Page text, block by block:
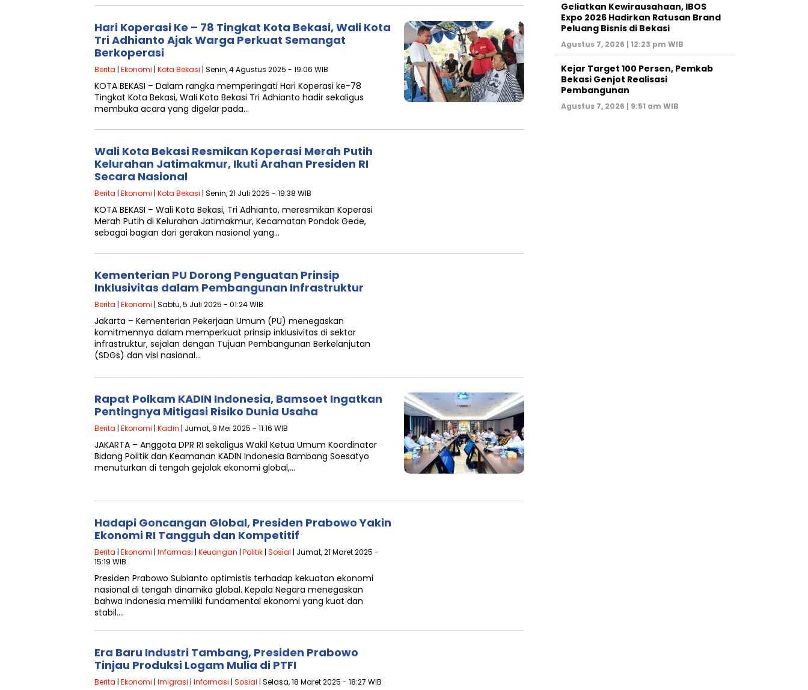
Hari Koperasi Ke – 78 Tingkat Kota Bekasi, Wali Kota
Tri Adhianto Ajak Warga Perkuat Semangat
Berkoperasi
Berita | Ekonomi | Kota Bekasi | Senin, 4 Agustus 2025 - 19:06 WIB
KOTA BEKASI – Dalam rangka memperingati Hari Koperasi ke-78
Tingkat Kota Bekasi, Wali Kota Bekasi Tri Adhianto hadir sekaligus
membuka acara yang digelar pada…
Wali Kota Bekasi Resmikan Koperasi Merah Putih
Kelurahan Jatimakmur, Ikuti Arahan Presiden RI
Secara Nasional
Berita | Ekonomi | Kota Bekasi | Senin, 21 Juli 2025 - 19:38 WIB
KOTA BEKASI – Wali Kota Bekasi, Tri Adhianto, meresmikan Koperasi
Merah Putih di Kelurahan Jatimakmur, Kecamatan Pondok Gede,
sebagai bagian dari gerakan nasional yang…
Kementerian PU Dorong Penguatan Prinsip
Inklusivitas dalam Pembangunan Infrastruktur
Berita | Ekonomi | Sabtu, 5 Juli 2025 - 01:24 WIB
Jakarta – Kementerian Pekerjaan Umum (PU) menegaskan
komitmennya dalam memperkuat prinsip inklusivitas di sektor
infrastruktur, sejalan dengan Tujuan Pembangunan Berkelanjutan
(SDGs) dan visi nasional…
Rapat Polkam KADIN Indonesia, Bamsoet Ingatkan
Pentingnya Mitigasi Risiko Dunia Usaha
Berita | Ekonomi | Kadin | Jumat, 9 Mei 2025 - 11:16 WIB
JAKARTA – Anggota DPR RI sekaligus Wakil Ketua Umum Koordinator
Bidang Politik dan Keamanan KADIN Indonesia Bambang Soesatyo
menuturkan di tengah gejolak ekonomi global,…
Hadapi Goncangan Global, Presiden Prabowo Yakin
Ekonomi RI Tangguh dan Kompetitif
Berita | Ekonomi | Informasi | Keuangan | Politik | Sosial | Jumat, 21 Maret 2025 -
15:19 WIB
Presiden Prabowo Subianto optimistis terhadap kekuatan ekonomi
nasional di tengah dinamika global. Kepala Negara menegaskan
bahwa Indonesia memiliki fundamental ekonomi yang kuat dan
stabil….
Era Baru Industri Tambang, Presiden Prabowo
Tinjau Produksi Logam Mulia di PTFI
Berita | Ekonomi | Imigrasi | Informasi | Sosial | Selasa, 18 Maret 2025 - 18:27 WIB
‎Geliatkan Kewirausahaan, IBOS
Expo 2026 Hadirkan Ratusan Brand
Peluang Bisnis di Bekasi
Agustus 7, 2026 | 12:23 pm WIB
Kejar Target 100 Persen, Pemkab
Bekasi Genjot Realisasi
Pembangunan
Agustus 7, 2026 | 9:51 am WIB